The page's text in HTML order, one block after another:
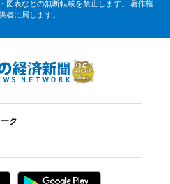
図表などの無断転載を禁止します。 著作権
者に属します。
ク